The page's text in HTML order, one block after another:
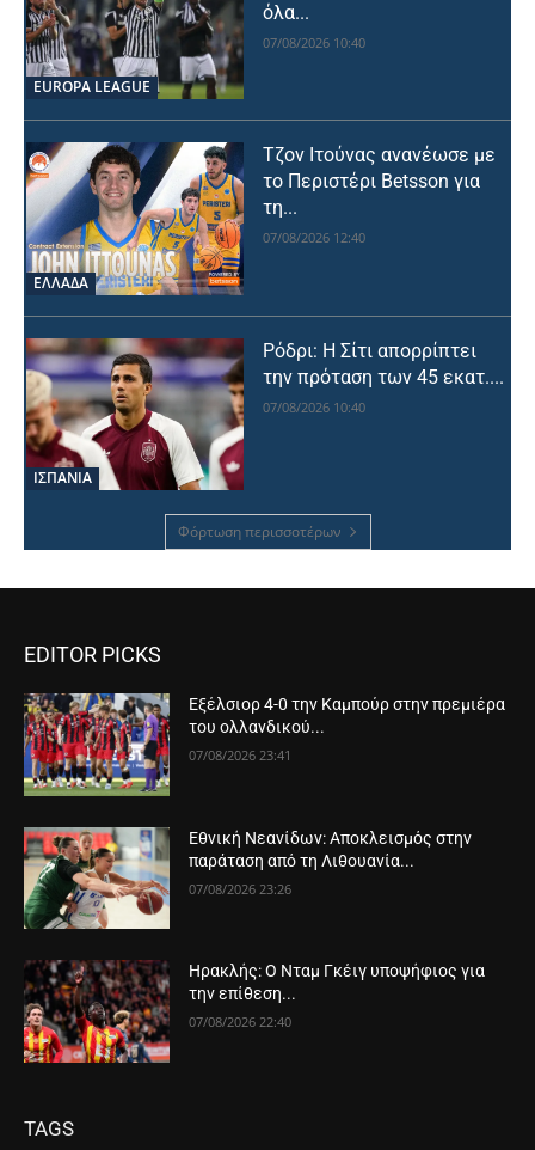
EUROPA LEAGUE
όλα...
07/08/2026 10:40
ΕΛΛΑΔΑ
Τζον Ιτούνας ανανέωσε με
το Περιστέρι Betsson για
τη...
07/08/2026 12:40
ΙΣΠΑΝΙΑ
Ρόδρι: Η Σίτι απορρίπτει
την πρόταση των 45 εκατ....
07/08/2026 10:40
Φόρτωση περισσοτέρων
EDITOR PICKS
Εξέλσιορ 4-0 την Καμπούρ στην πρεμιέρα
του ολλανδικού...
07/08/2026 23:41
Εθνική Νεανίδων: Αποκλεισμός στην
παράταση από τη Λιθουανία...
07/08/2026 23:26
Ηρακλής: Ο Νταμ Γκέιγ υποψήφιος για
την επίθεση...
07/08/2026 22:40
TAGS